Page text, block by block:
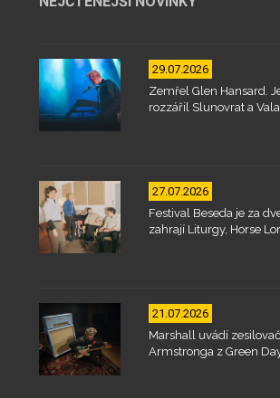
29.07.2026
Zemřel Glen Hansard.
rozzářil Slunovrat a
27.07.2026
Festival Beseda je za
zahrají Liturgy, Horse
21.07.2026
Marshall uvádí
Armstronga z Green